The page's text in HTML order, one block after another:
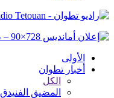
الأولى
أخبار تطوان
الكل
المضيق الفنيدق